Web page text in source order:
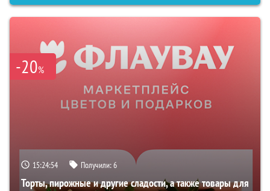
-20%
15:24:53 Получили:6
Торты, пирожные и другие сладости, а также товары для